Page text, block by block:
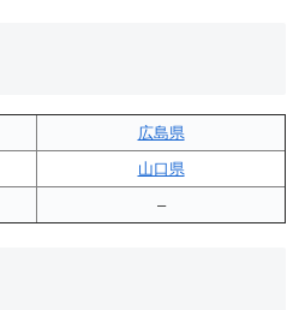
広島県
山口県
–